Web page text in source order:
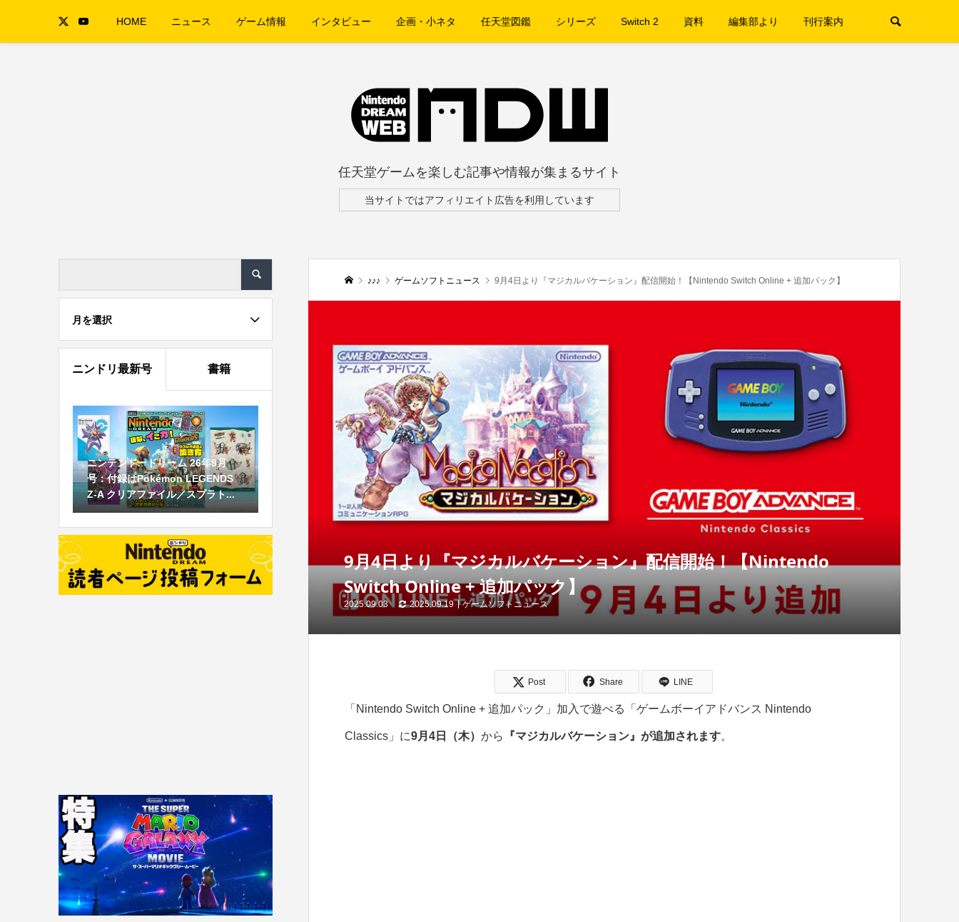
HOME ニュース ゲーム情報 インタビュー 企画・小ネタ 任天堂図鑑 シリーズ Switch 2 資料 編集部より 刊行案内
任天堂ゲームを楽しむ記事や情報が集まるサイト
当サイトではアフィリエイト広告を利用しています
♪♪♪ ゲームソフトニュース 9月4日より『マジカルバケーション』配信開始！【Nintendo Switch Online + 追加パック】
9月4日より『マジカルバケーション』配信開始！【Nintendo
Switch Online + 追加パック】
2025.09.03 2025.09.19 ゲームソフトニュース
Post Share LINE
「Nintendo Switch Online + 追加パック」加入で遊べる「ゲームボーイアドバンス Nintendo
Classics」に9月4日（木） から 『マジカルバケーション』が追加されます。
月を選択
ニンドリ最新号 書籍
ニンテンドードリーム 26年9月
号：付録はPokémon LEGENDS
Z-A クリアファイル／スプラト...